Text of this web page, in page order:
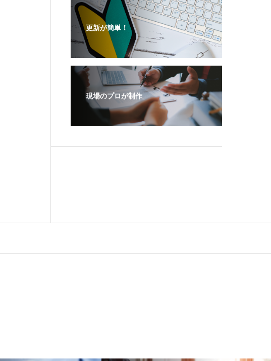
更新が簡単！
現場のプロが制作